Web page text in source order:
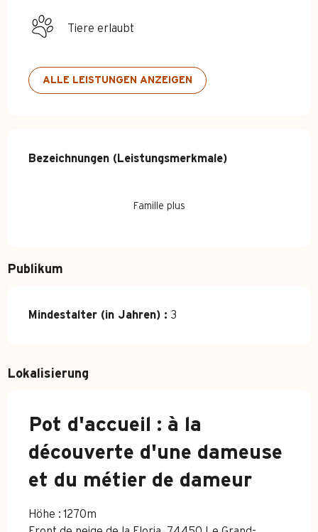
Tiere erlaubt
ALLE LEISTUNGEN ANZEIGEN
Leistungensmöglichkeiten
Bezeichnungen (Leistungsmerkmale)
Bezeichnungen (Leistungsmerkmale)
Famille plus
Publikum
Mindestalter (in Jahren) : 3
Lokalisierung
Pot d'accueil : à la
découverte d'une dameuse
et du métier de dameur
Höhe : 1270m